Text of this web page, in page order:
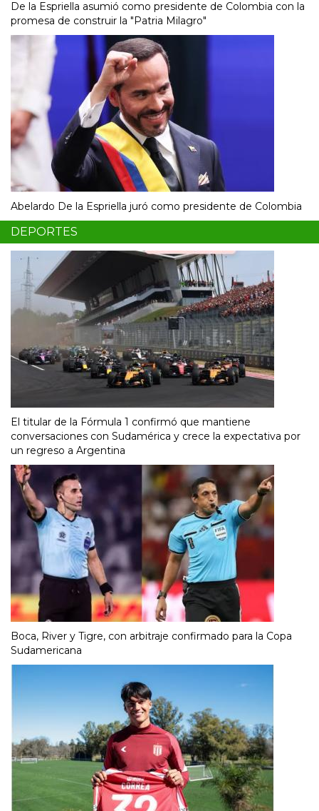
De la Espriella asumió como presidente de Colombia con la
promesa de construir la "Patria Milagro"
Abelardo De la Espriella juró como presidente de Colombia
DEPORTES
El titular de la Fórmula 1 confirmó que mantiene
conversaciones con Sudamérica y crece la expectativa por
un regreso a Argentina
Boca, River y Tigre, con arbitraje confirmado para la Copa
Sudamericana